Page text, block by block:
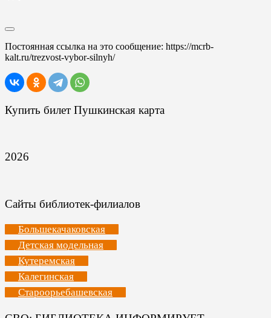
Постоянная ссылка на это сообщение: https://mcrb-
kalt.ru/trezvost-vybor-silnyh/
Купить билет Пушкинская карта
2026
Сайты библиотек-филиалов
Большекачаковская
Детская модельная
Кутеремская
Калегинская
Староорьебашевская